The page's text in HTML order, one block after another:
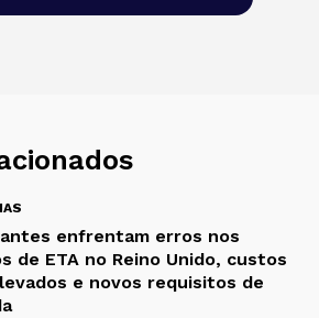
enfrentam erros nos
de ETA no Reino Unido, custos
e novos requisitos de